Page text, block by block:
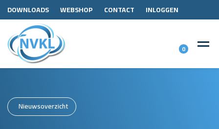
DOWNLOADS WEBSHOP CONTACT INLOGGEN
0
Nieuwsoverzicht